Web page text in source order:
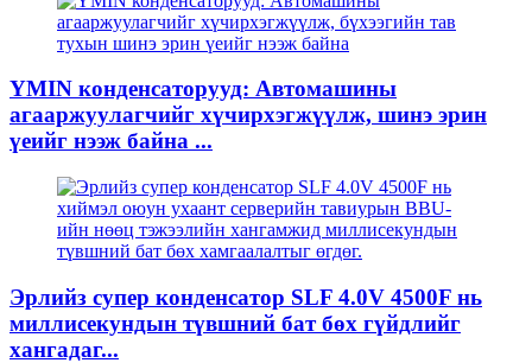
YMIN конденсаторууд: Автомашины
агааржуулагчийг хүчирхэгжүүлж, шинэ эрин
үеийг нээж байна ...
Эрлийз супер конденсатор SLF 4.0V 4500F нь
миллисекундын түвшний бат бөх гүйдлийг
хангадаг...